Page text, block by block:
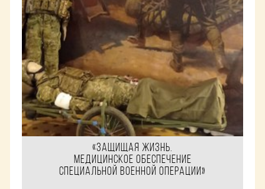
«Защищая жизнь.
Медицинское обеспечение
специальной военной операции»